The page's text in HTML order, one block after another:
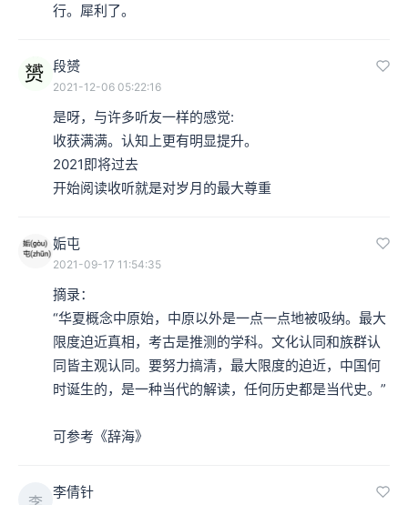
行。犀利了。
段赟
2021-12-06 05:22:16
是呀，与许多听友一样的感觉:
收获满满。认知上更有明显提升。
2021即将过去
开始阅读收听就是对岁月的最大尊重
姤屯
2021-09-17 11:54:35
摘录：
“华夏概念中原始，中原以外是一点一点地被吸纳。最大
限度迫近真相，考古是推测的学科。文化认同和族群认
同皆主观认同。要努力搞清，最大限度的迫近，中国何
时诞生的，是一种当代的解读，任何历史都是当代史。”
可参考《辞海》
李倩针